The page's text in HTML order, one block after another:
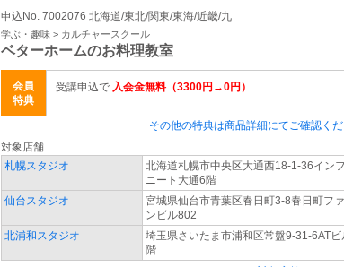
申込No. 7002076 北海道/東北/関東/東海/近畿/九
学ぶ・趣味 > カルチャースクール
ベターホームのお料理教室
会員
特典
受講申込で 入会金無料（3300円→0円）
その他の特典は商品詳細にてご確認く
対象店舗
札幌スタジオ
北海道札幌市中央区大通西18-1-36イン
ニート大通6階
仙台スタジオ
宮城県仙台市青葉区春日町3-8春日町フ
ンビル802
北浦和スタジオ
埼玉県さいたま市浦和区常盤9-31-6ATビ
階